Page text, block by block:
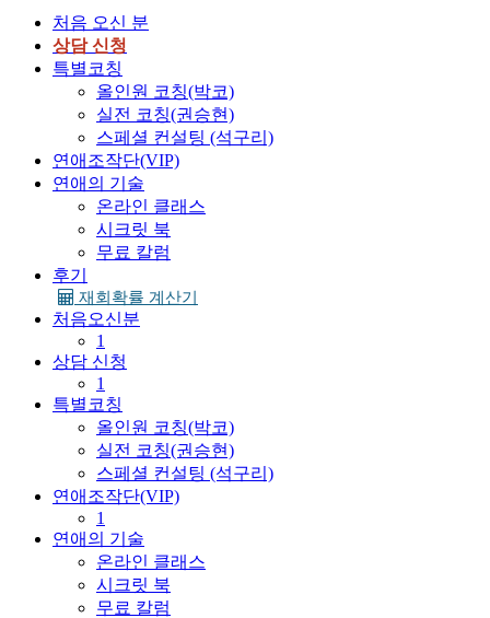
처음 오신 분
상담 신청
특별코칭
올인원 코칭(박코)
실전 코칭(권승현)
스페셜 컨설팅 (석구리)
연애조작단(VIP)
연애의 기술
온라인 클래스
시크릿 북
무료 칼럼
후기
재회확률 계산기
처음오신분
1
상담 신청
1
특별코칭
올인원 코칭(박코)
실전 코칭(권승현)
스페셜 컨설팅 (석구리)
연애조작단(VIP)
1
연애의 기술
온라인 클래스
시크릿 북
무료 칼럼